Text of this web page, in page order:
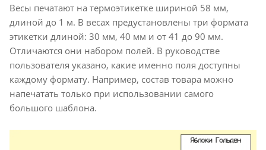
Весы печатают на термоэтикетке шириной 58 мм,
длиной до 1 м. В весах предустановлены три формата
этикетки длиной: 30 мм, 40 мм и от 41 до 90 мм.
Отличаются они набором полей. В руководстве
пользователя указано, какие именно поля доступны
каждому формату. Например, состав товара можно
напечатать только при использовании самого
большого шаблона.